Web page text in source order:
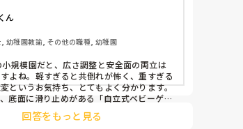
いものを置いていましたが、移動が大
悪く、子どもがぶつかって倒れた時に
した。
どんなもので工夫されていますか？
ん
幼稚園教諭, その他の職種, 幼稚園
規模園だと、広さ調整と安全面の両立は
よね。軽すぎると共倒れが怖く、重すぎる
というお気持ち、とてもよく分かります。
底面に滑り止めがある「自立式ベビーゲー
つかまり立ちでも倒れにくく移動も楽でおす
また、ストッパー付きキャスターをつけたロ
回答をもっと見る